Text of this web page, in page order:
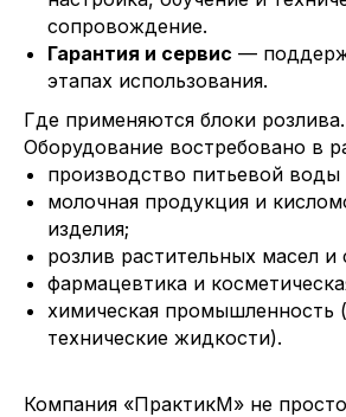
сопровождение.
Гарантия и сервис —
этапах использования.
Где применяются блоки розлива.
Оборудование востребовано в
производство питьевой воды
молочная продукция и
изделия;
розлив растительных масел и
фармацевтика и
химическая
технические жидкости).
Компания «ПрактикМ» не